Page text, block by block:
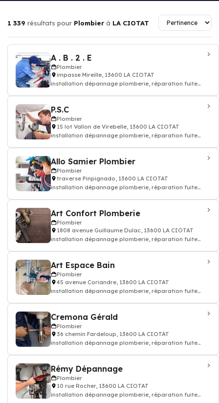
1 339 résultats pour Plombier à LA CIOTAT
A . B . 2 . E
Plombier
impasse Mireille, 13600 LA CIOTAT
installation dépannage plomberie, réparation fuite
P.S.C
Plombier
15 lot Vallon de Virebelle, 13600 LA CIOTAT
installation dépannage plomberie, réparation fuite
Allo Samier Plombier
Plombier
traverse Pinpignado, 13600 LA CIOTAT
installation dépannage plomberie, réparation fuite
Art Confort Plomberie
Plombier
1808 avenue Guillaume Dulac, 13600 LA CIOTAT
installation dépannage plomberie, réparation fuite
Art Espace Bain
Plombier
45 avenue Coriandre, 13600 LA CIOTAT
installation dépannage plomberie, réparation fuite
Cremona Gérald
Plombier
36 chemin Fardeloup, 13600 LA CIOTAT
installation dépannage plomberie, réparation fuite
Rémy Dépannage
Plombier
10 rue Rocher, 13600 LA CIOTAT
installation dépannage plomberie, réparation fuite